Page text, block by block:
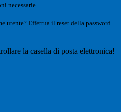
necessarie.
utente? Effettua il reset della password
la casella di posta elettronica!